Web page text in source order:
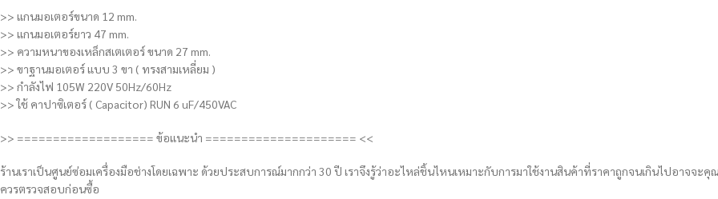
>> แกนมอเตอร์ขนาด 12 mm.
>> แกนมอเตอร์ยาว 47 mm.
>> ความหนาของเหล็กสเตเตอร์ ขนาด 27 mm.
>> ขาฐานมอเตอร์ แบบ 3 ขา ( ทรงสามเหลี่ยม )
>> กำลังไฟ 105W 220V 50Hz/60Hz
>> ใช้ คาปาซิเตอร์ ( Capacitor) RUN 6 uF/450VAC
>> =================== ข้อแนะนำ ===================== <<
ร้านเราเป็นศูนย์ซ่อมเครื่องมือช่างโดยเฉพาะ ด้วยประสบการณ์มากกว่า 30 ปี เราจึงรู้ว่าอะไหล่ชิ้นไหนเหมาะกับการมาใช้งานสินค้าที่ราคาถูกจนเกินไปอาจ
ควรตรวจสอบก่อนซื้อ